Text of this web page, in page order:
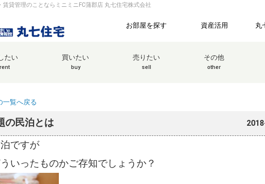
貸管理のことならミニミニFC蒲郡店 丸七住宅株式会社
お部屋を探す 資産活用 丸
たい
rent
買いたい
buy
売りたい
sell
その他
other
一覧へ戻る
の民泊とは
ですが
いったものかご存知でしょうか？